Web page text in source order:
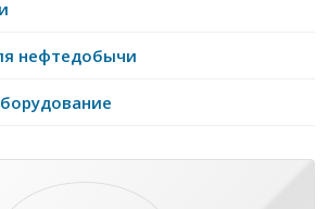
нефтедобычи